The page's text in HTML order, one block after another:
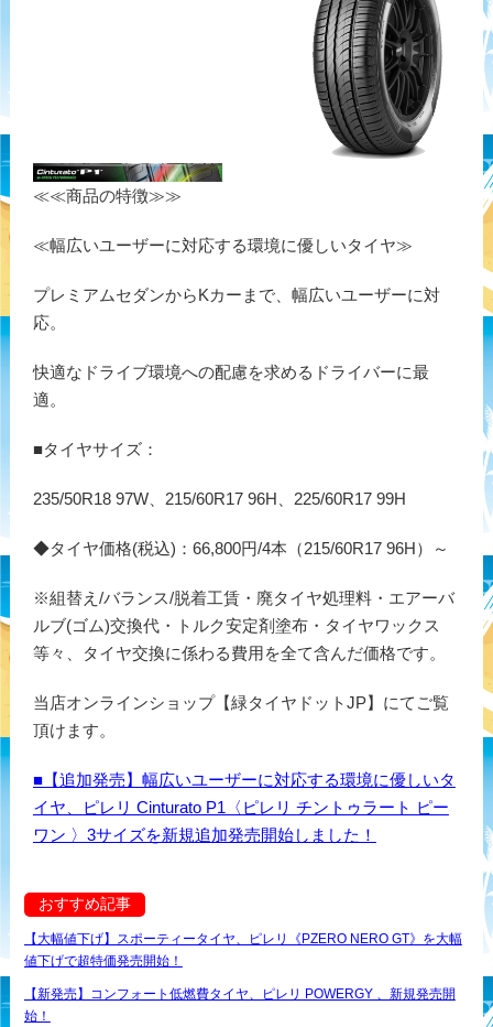
≪≪商品の特徴≫≫
≪幅広いユーザーに対応する環境に優しいタイヤ≫
プレミアムセダンからKカーまで、幅広いユーザーに対
応。
快適なドライブ環境への配慮を求めるドライバーに最
適。
■タイヤサイズ：
235/50R18 97W、215/60R17 96H、225/60R17 99H
◆タイヤ価格(税込)：66,800円/4本（215/60R17 96H）～
※組替え/バランス/脱着工賃・廃タイヤ処理料・エアーバ
ルブ(ゴム)交換代・トルク安定剤塗布・タイヤワックス
等々、タイヤ交換に係わる費用を全て含んだ価格です。
当店オンラインショップ【緑タイヤドットJP】にてご覧
頂けます。
■【追加発売】幅広いユーザーに対応する環境に優しいタ
イヤ、ピレリ Cinturato P1〈ピレリ チントゥラート ピー
ワン 〉3サイズを新規追加発売開始しました！
おすすめ記事
【大幅値下げ】スポーティータイヤ、ピレリ《PZERO NERO GT》を大幅
値下げで超特価発売開始！
【新発売】コンフォート低燃費タイヤ、ピレリ POWERGY 、新規発売開
始！